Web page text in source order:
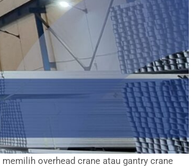
overhead crane atau gantry crane